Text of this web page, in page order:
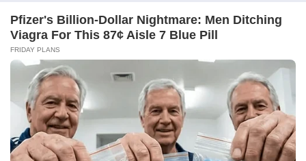
Pfizer's Billion-Dollar Nightmare: Men Ditching
Viagra For This 87¢ Aisle 7 Blue Pill
FRIDAY PLANS